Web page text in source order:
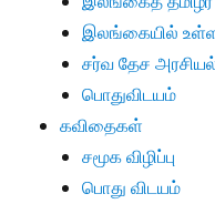
இலங்கையில்
சர்வ தேச
பொதுவிடயம்
கவிதைகள்
சமூக விழிப்பு
பொது விடயம்